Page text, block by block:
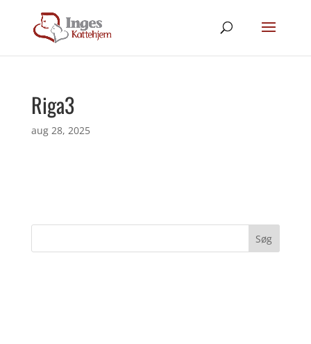
Riga3
aug 28, 2025